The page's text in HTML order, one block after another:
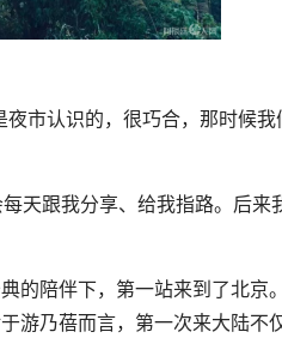
市认识的，很巧合，那时候我
跟我分享、给我指路。后来
陪伴下，第一站来到了北京
游乃蓓而言，第一次来大陆不